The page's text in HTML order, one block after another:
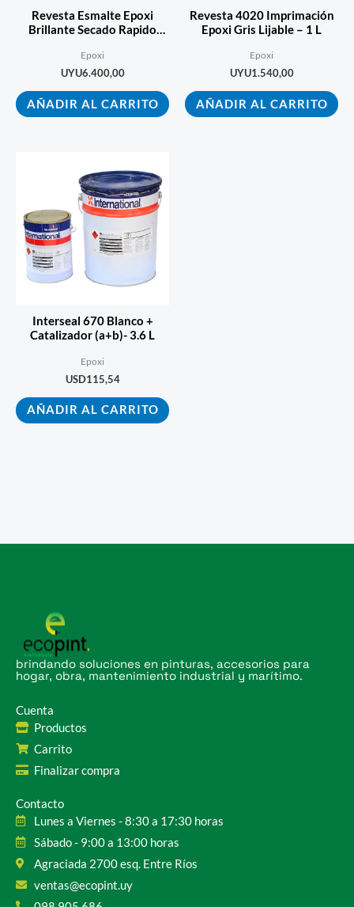
Revesta Esmalte Epoxi
Brillante Secado Rapido
Epoxi
UYU6.400,00
AÑADIR AL CARRITO
Revesta 4020 Imprimación
Epoxi Gris Lijable – 1 L
Epoxi
UYU1.540,00
AÑADIR AL CARRITO
Interseal 670 Blanco +
Catalizador (a+b)- 3.6 L
Epoxi
USD115,54
AÑADIR AL CARRITO
brindando soluciones en pinturas, accesorios para
hogar, obra, mantenimiento industrial y marítimo.
Cuenta
Productos
Carrito
Finalizar compra
Contacto
Lunes a Viernes - 8:30 a 17:30 horas
Sábado - 9:00 a 13:00 horas
Agraciada 2700 esq. Entre Ríos
ventas@ecopint.uy